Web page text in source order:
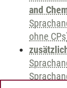
and
ohne